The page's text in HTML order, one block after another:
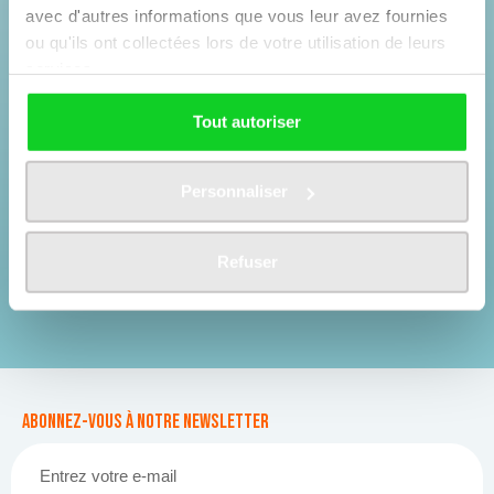
avec d'autres informations que vous leur avez fournies
ou qu'ils ont collectées lors de votre utilisation de leurs
Tout autoriser
Billet Extrême Billet Extrême XL
Abonnez-vous à notre newsletter